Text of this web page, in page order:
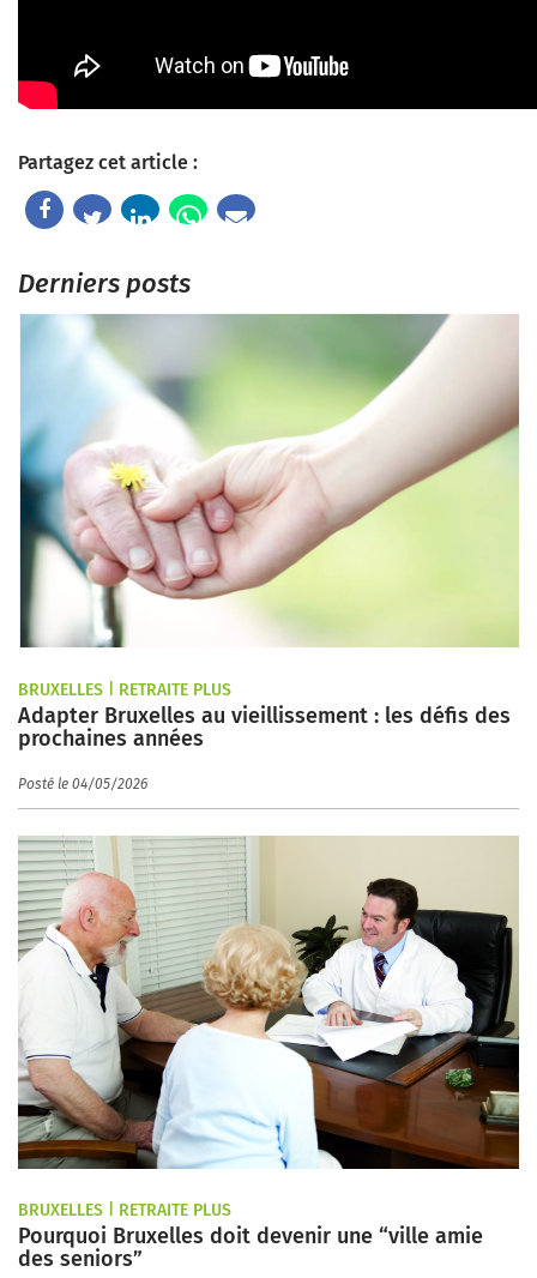
Partagez cet article :
Derniers posts
BRUXELLES | RETRAITE PLUS
Adapter Bruxelles au vieillissement : les défis des
prochaines années
Posté le 04/05/2026
BRUXELLES | RETRAITE PLUS
Pourquoi Bruxelles doit devenir une “ville amie
des seniors”